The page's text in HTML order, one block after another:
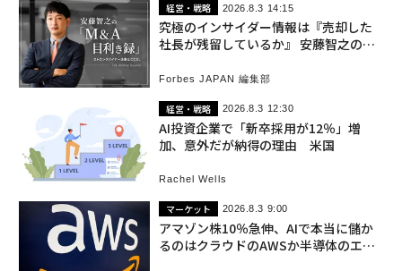
経営・戦略 2026.8.3 14:15
究極のインサイダー情報は『売却した
社長が残留しているか』 安藤智之の
Forbes JAPAN 編集部
経営・戦略 2026.8.3 12:30
AI投資企業で「新卒採用が12％」増
加、意外だが納得の理由 米国
Rachel Wells
マーケット 2026.8.3 9:00
アマゾン株10％急伸、AIで本当に儲か
るのはクラウドのAWSか半導体のエヌ